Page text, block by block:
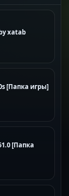
xatab
[Папка игры]
[Папка